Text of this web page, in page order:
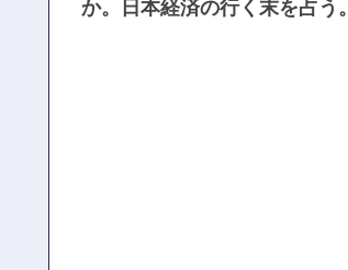
か。日本経済の行く末を占う。